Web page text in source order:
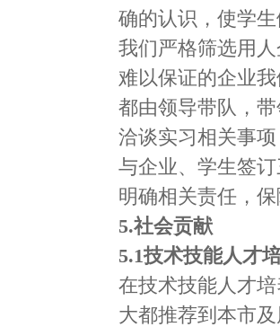
确的认识，使学
我们严格筛选用
难以保证的企业
都由领导带队，
洽谈实习相关事
与企业、学生签
明确相关责任，
5.社会贡献
5.1技术技能人才
在技术技能人才
大都推荐到本市